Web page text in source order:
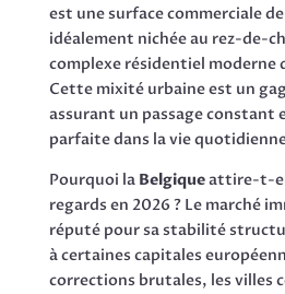
est une surface commerciale
idéalement nichée au rez-de-
complexe résidentiel moderne
Cette mixité urbaine est un
assurant un passage constant
parfaite dans la vie
Pourquoi la Belgiqueattire-t-
regards en 2026 ? Le marché
réputé pour sa stabilité
à certaines capitales
corrections brutales, les villes